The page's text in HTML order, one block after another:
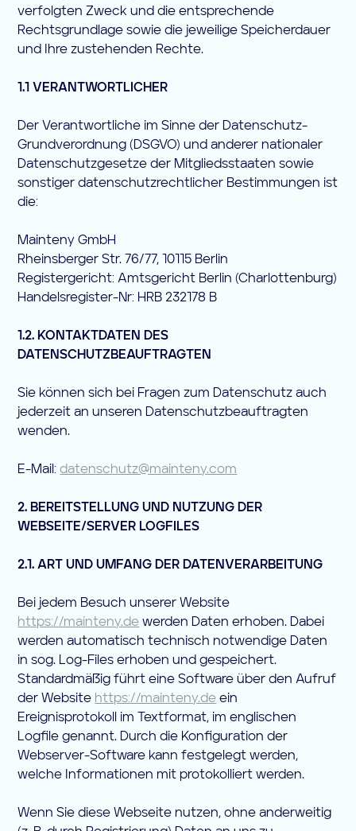
verfolgten Zweck und die entsprechende
Rechtsgrundlage sowie die jeweilige Speicherdauer
und Ihre zustehenden Rechte.
1.1 VERANTWORTLICHER
Der Verantwortliche im Sinne der Datenschutz-
Grundverordnung (DSGVO) und anderer nationaler
Datenschutzgesetze der Mitgliedsstaaten sowie
sonstiger datenschutzrechtlicher Bestimmungen ist
die:
Mainteny GmbH
Rheinsberger Str. 76/77, 10115 Berlin
Registergericht: Amtsgericht Berlin (Charlottenburg)
Handelsregister-Nr: HRB 232178 B
1.2. KONTAKTDATEN DES
DATENSCHUTZBEAUFTRAGTEN
Sie können sich bei Fragen zum Datenschutz auch
jederzeit an unseren Datenschutzbeauftragten
wenden.
E-Mail:datenschutz@mainteny.com
2. BEREITSTELLUNG UND NUTZUNG DER
WEBSEITE/SERVER LOGFILES
2.1. ART UND UMFANG DER DATENVERARBEITUNG
Bei jedem Besuch unserer Website
https://mainteny.de werden Daten erhoben. Dabei
werden automatisch technisch notwendige Daten
in sog. Log-Files erhoben und gespeichert.
Standardmäßig führt eine Software über den Aufruf
der Website https://mainteny.de ein
Ereignisprotokoll im Textformat, im englischen
Logfile genannt. Durch die Konfiguration der
Webserver-Software kann festgelegt werden,
welche Informationen mit protokolliert werden.
Wenn Sie diese Webseite nutzen, ohne anderweitig